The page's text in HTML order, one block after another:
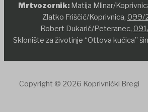
Mrtvozornik:Matija Mlinar/
Zlatko Friščić/Koprivnica, 099/
Robert Dukarić/Peteranec,
Sklonište za životinje “Ottova kućica”
Copyright © 2026 Koprivnički Bregi